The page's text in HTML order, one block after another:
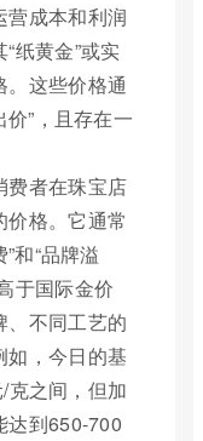
营成本和利润
纸黄金”或实
这些价格通
价”，且存在一
费者在珠宝店
价格。它通常
和“品牌溢
于国际金价
、不同工艺的
如，今日的基
克之间，但加
达到650-700